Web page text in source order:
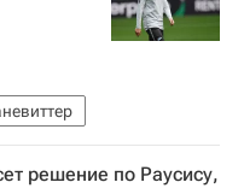
решение по Раусису,